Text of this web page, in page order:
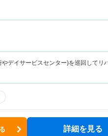
デイサービスセンター)を巡回してリ
詳細を見る